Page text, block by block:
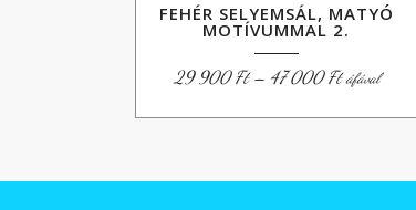
FEHÉR SELYEMSÁL, MATYÓ
MOTÍVUMMAL 2.
29 900Ft – 47 000FtÁrtartomány:
29
-
áfával